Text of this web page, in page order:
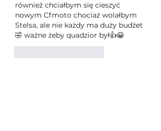
również chciałbym się cieszyć
nowym Cfmoto chociaż wolałbym
Stelsa, ale nie każdy ma duży budżet
🤣 ważne żeby quadzior był👍😀